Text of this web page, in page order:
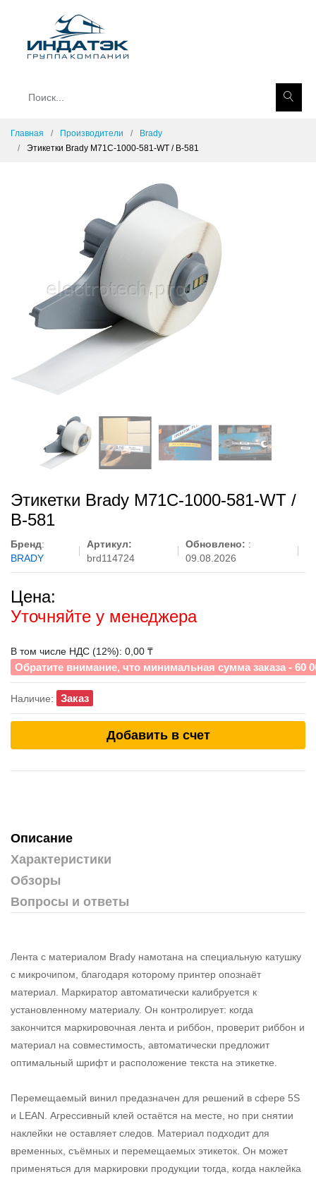
Главная Производители
Brady
Этикетки Brady M71C-1000-581-WT / B-581
Этикетки Brady M71C-1000-581-WT /
B-581
Бренд:
BRADY
Артикул:
brd114724
Обновлено: :
09.08.2026
Цена:
Уточняйте у менеджера
В том числе НДС (12%): 0,00 ₸
Обратите внимание, что минимальная сумма заказа - 60
Наличие: Заказ
Добавить в счет
Описание
Характеристики
Обзоры
Вопросы и ответы
Лента с материалом Brady намотана на специальную катушку
с микрочипом, благодаря которому принтер опознаёт
материал. Маркиратор автоматически калибруется к
установленному материалу. Он контролирует: когда
закончится маркировочная лента и риббон, проверит риббон и
материал на совместимость, автоматически предложит
оптимальный шрифт и расположение текста на этикетке.
Перемещаемый винил предазначен для решений в сфере 5S
и LEAN. Агрессивный клей остаётся на месте, но при снятии
наклейки не оставляет следов. Материал подходит для
временных, съёмных и перемещаемых этикеток. Он может
применяться для маркировки продукции тогда, когда наклейка